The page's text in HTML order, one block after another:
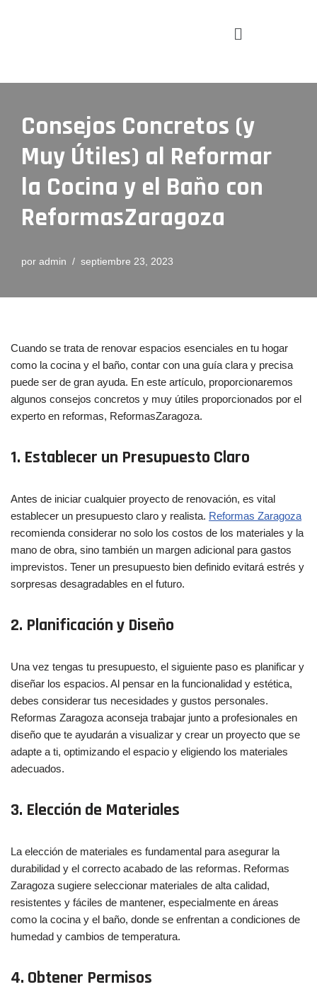
Consejos Concretos (y
Muy Útiles) al Reformar
la Cocina y el Baño con
ReformasZaragoza
por admin septiembre 23, 2023
Cuando se trata de renovar espacios esenciales en tu hogar
como la cocina y el baño, contar con una guía clara y precisa
puede ser de gran ayuda. En este artículo, proporcionaremos
algunos consejos concretos y muy útiles proporcionados por el
experto en reformas, ReformasZaragoza.
1. Establecer un Presupuesto Claro
Antes de iniciar cualquier proyecto de renovación, es vital
establecer un presupuesto claro y realista. Reformas Zaragoza
recomienda considerar no solo los costos de los materiales y la
mano de obra, sino también un margen adicional para gastos
imprevistos. Tener un presupuesto bien definido evitará estrés y
sorpresas desagradables en el futuro.
2. Planificación y Diseño
Una vez tengas tu presupuesto, el siguiente paso es planificar y
diseñar los espacios. Al pensar en la funcionalidad y estética,
debes considerar tus necesidades y gustos personales.
Reformas Zaragoza aconseja trabajar junto a profesionales en
diseño que te ayudarán a visualizar y crear un proyecto que se
adapte a ti, optimizando el espacio y eligiendo los materiales
adecuados.
3. Elección de Materiales
La elección de materiales es fundamental para asegurar la
durabilidad y el correcto acabado de las reformas. Reformas
Zaragoza sugiere seleccionar materiales de alta calidad,
resistentes y fáciles de mantener, especialmente en áreas
como la cocina y el baño, donde se enfrentan a condiciones de
humedad y cambios de temperatura.
4. Obtener Permisos